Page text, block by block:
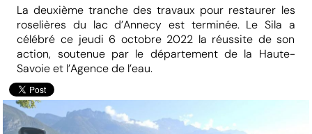
La deuxième tranche des travaux pour restaurer les
roselières du lac d’Annecy est terminée. Le Sila a
célébré ce jeudi 6 octobre 2022 la réussite de son
action, soutenue par le département de la Haute-
Savoie et l’Agence de l’eau.